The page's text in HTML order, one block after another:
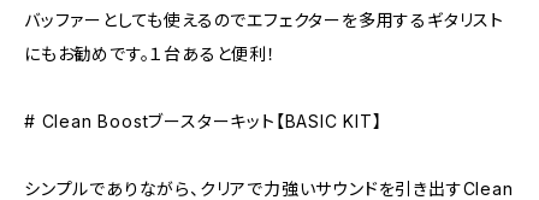
バッファーとしても使えるのでエフェクターを多用するギタリスト
にもお勧めです。１台あると便利！
# Clean Boostブースターキット【BASIC KIT】
シンプルでありながら、クリアで力強いサウンドを引き出すClean